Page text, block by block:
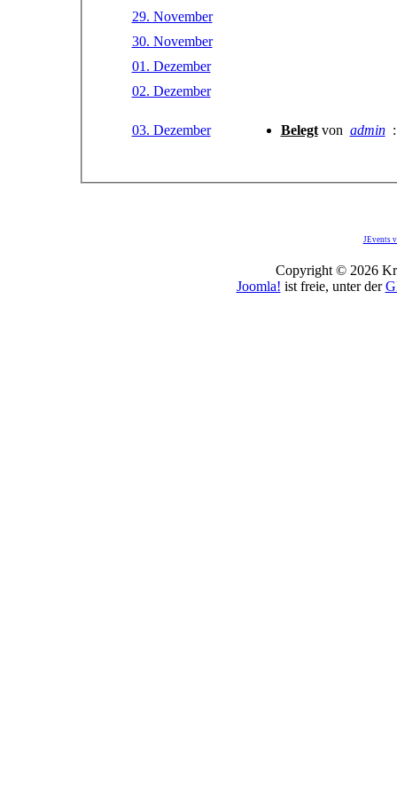
29. November
30. November
01. Dezember
02. Dezember
03. Dezember Belegt von admin
JEvents
Copyright © 2026
Joomla! ist freie, unter der